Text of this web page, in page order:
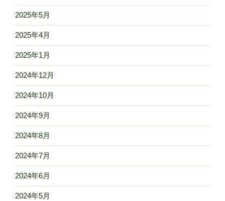
2025年5月
2025年4月
2025年1月
2024年12月
2024年10月
2024年9月
2024年8月
2024年7月
2024年6月
2024年5月